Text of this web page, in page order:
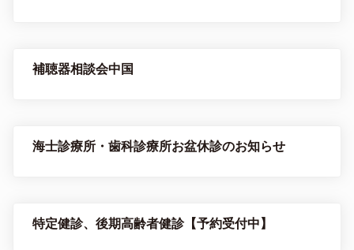
補聴器相談会中国
海士診療所・歯科診療所お盆休診のお知らせ
特定健診、後期高齢者健診【予約受付中】